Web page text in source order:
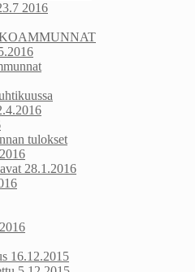
2016
tulokset
28.1.2016
16.12.2015